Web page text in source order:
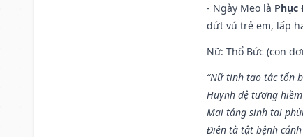
- Ngày Mẹo là Phục
dứt vú trẻ em, lấp
Nữ: Thổ Bức (con
“Nữ tinh tạo tác tổn
Huynh đệ tương
Mai táng sinh tai
Điên tà tật bệnh